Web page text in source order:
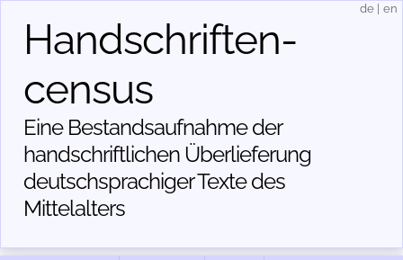
Handschriften­
census
Eine Bestandsaufnahme der
handschriftlichen Über­lieferung
deutschsprachiger Texte des
Mittelalters
de en